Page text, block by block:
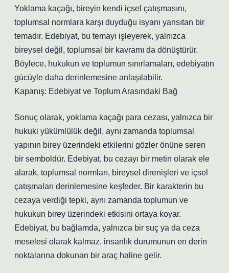
Yoklama kaçağı, bireyin kendi içsel çatışmasını,
toplumsal normlara karşı duyduğu isyanı yansıtan bir
temadır. Edebiyat, bu temayı işleyerek, yalnızca
bireysel değil, toplumsal bir kavramı da dönüştürür.
Böylece, hukukun ve toplumun sınırlamaları, edebiyatın
gücüyle daha derinlemesine anlaşılabilir.
Kapanış: Edebiyat ve Toplum Arasındaki Bağ
Sonuç olarak, yoklama kaçağı para cezası, yalnızca bir
hukuki yükümlülük değil, aynı zamanda toplumsal
yapının birey üzerindeki etkilerini gözler önüne seren
bir semboldür. Edebiyat, bu cezayı bir metin olarak ele
alarak, toplumsal normları, bireysel direnişleri ve içsel
çatışmaları derinlemesine keşfeder. Bir karakterin bu
cezaya verdiği tepki, aynı zamanda toplumun ve
hukukun birey üzerindeki etkisini ortaya koyar.
Edebiyat, bu bağlamda, yalnızca bir suç ya da ceza
meselesi olarak kalmaz, insanlık durumunun en derin
noktalarına dokunan bir araç haline gelir.